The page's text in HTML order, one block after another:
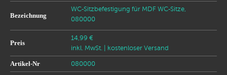
Bezeichnung
WC-Sitzbefestigung für MDF WC-Sitze,
080000
Preis
14,99 €
inkl. MwSt.
| kostenloser Versand
Artikel-Nr 080000